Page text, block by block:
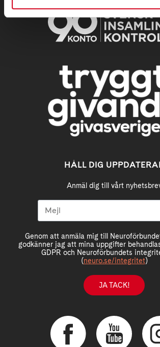
HÅLL DIG
Anmäl dig till vårt
Genom att anmäla mig till
godkänner jag att mina uppgifter
GDPR och Neuroförbundets
(neuro.se/integritet)
JA TACK!